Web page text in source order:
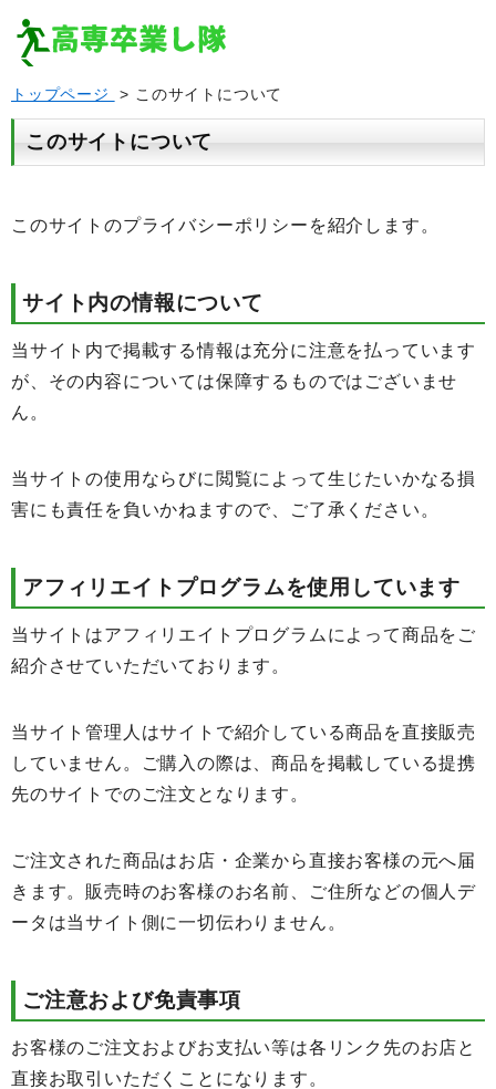
トップページ > このサイトについて
このサイトについて
このサイトのプライバシーポリシーを紹介します。
サイト内の情報について
当サイト内で掲載する情報は充分に注意を払っています
が、その内容については保障するものではございませ
ん。
当サイトの使用ならびに閲覧によって生じたいかなる損
害にも責任を負いかねますので、ご了承ください。
アフィリエイトプログラムを使用しています
当サイトはアフィリエイトプログラムによって商品をご
紹介させていただいております。
当サイト管理人はサイトで紹介している商品を直接販売
していません。ご購入の際は、商品を掲載している提携
先のサイトでのご注文となります。
ご注文された商品はお店・企業から直接お客様の元へ届
きます。販売時のお客様のお名前、ご住所などの個人デ
ータは当サイト側に一切伝わりません。
ご注意および免責事項
お客様のご注文およびお支払い等は各リンク先のお店と
直接お取引いただくことになります。